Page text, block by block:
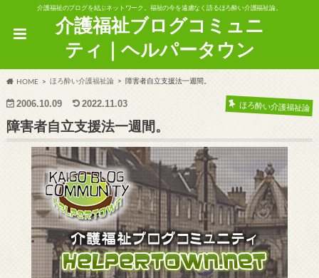
介護福祉のブログを結ぶネットワーク。福祉の今を遠慮なく語るほろ酔い介護福祉論。
介護福祉ブログコミュニ
ティ｜ヘルパータウン
HOME ほろ酔い介護福祉論 障害者自立支援法一週間。
2006.10.09 2022.11.03 ほろ酔い介護福祉論
障害者自立支援法一週間。